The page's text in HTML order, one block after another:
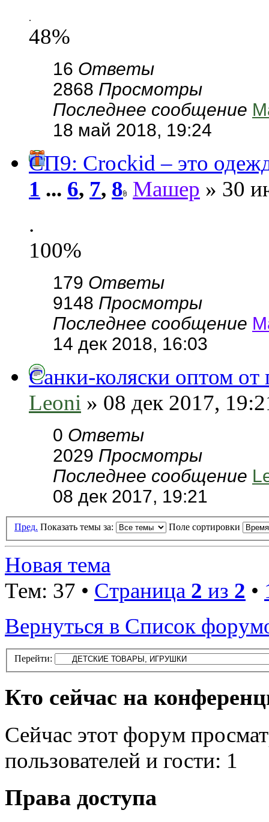
.
48%
16 Ответы
2868 Просмотры
Последнее сообщение
18 май 2018, 19:24
СП9: Сrосkid – это
1 ... 6, 7, 8 Машер » 30
.
100%
179 Ответы
9148 Просмотры
Последнее сообщение
14 дек 2018, 16:03
Санки-коляски оптом от
Leoni » 08 дек 2017,
0 Ответы
2029 Просмотры
Последнее сообщение
08 дек 2017, 19:21
Пред. Показать темы за: Поле сортировки
Новая тема
Тем: 37 • Страница 2 из 2 •
Вернуться в Список
Перейти:
Кто сейчас на
Сейчас этот форум
пользователей и гости: 1
Права доступа